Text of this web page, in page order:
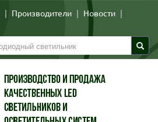
| Производители | Новости |